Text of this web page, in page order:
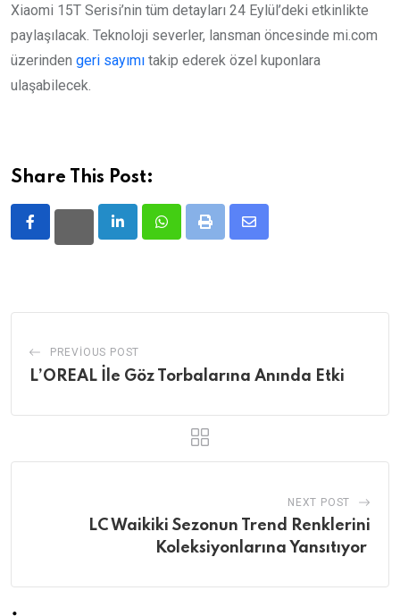
Xiaomi 15T Serisi’nin tüm detayları 24 Eylül’deki etkinlikte
paylaşılacak. Teknoloji severler, lansman öncesinde mi.com
üzerinden geri sayımı takip ederek özel kuponlara
ulaşabilecek.
Share This Post:
LinkedInWhatsappPrint
Share
PREVIOUS POST
L’OREAL İle Göz Torbalarına Anında Etki
NEXT POST
LC Waikiki Sezonun Trend Renklerini
Koleksiyonlarına Yansıtıyor